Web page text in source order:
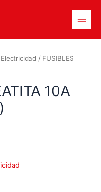
Electricidad / FUSIBLES
10A